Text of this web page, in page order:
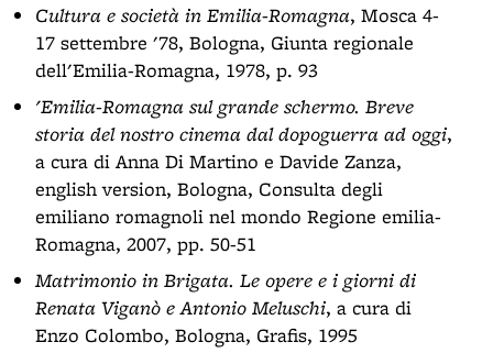
Cultura e società in Emilia-Romagna, Mosca 4-
17 settembre '78, Bologna, Giunta regionale
dell'Emilia-Romagna, 1978, p. 93
'Emilia-Romagna sul grande schermo. Breve
storia del nostro cinema dal dopoguerra ad oggi,
a cura di Anna Di Martino e Davide Zanza,
english version, Bologna, Consulta degli
emiliano romagnoli nel mondo Regione emilia-
Romagna, 2007, pp. 50-51
Matrimonio in Brigata. Le opere e i giorni di
Renata Viganò e Antonio Meluschi, a cura di
Enzo Colombo, Bologna, Grafis, 1995